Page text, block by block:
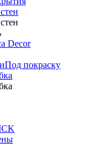
Decor
Под покраску